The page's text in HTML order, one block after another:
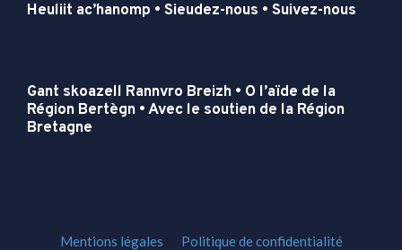
Heuliit ac’hanomp • Sieudez-nous • Suivez-nous
Gant skoazell Rannvro Breizh • O l’aïde de la
Région Bertègn • Avec le soutien de la Région
Bretagne
Mentions légales Politique de confidentialité